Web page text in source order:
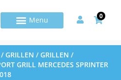
0
/ GRILLEN / GRILLEN /
GRILL MERCEDES SPRINTER